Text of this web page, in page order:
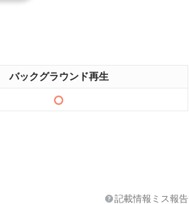
バックグラウンド再生
記載情報ミス報告